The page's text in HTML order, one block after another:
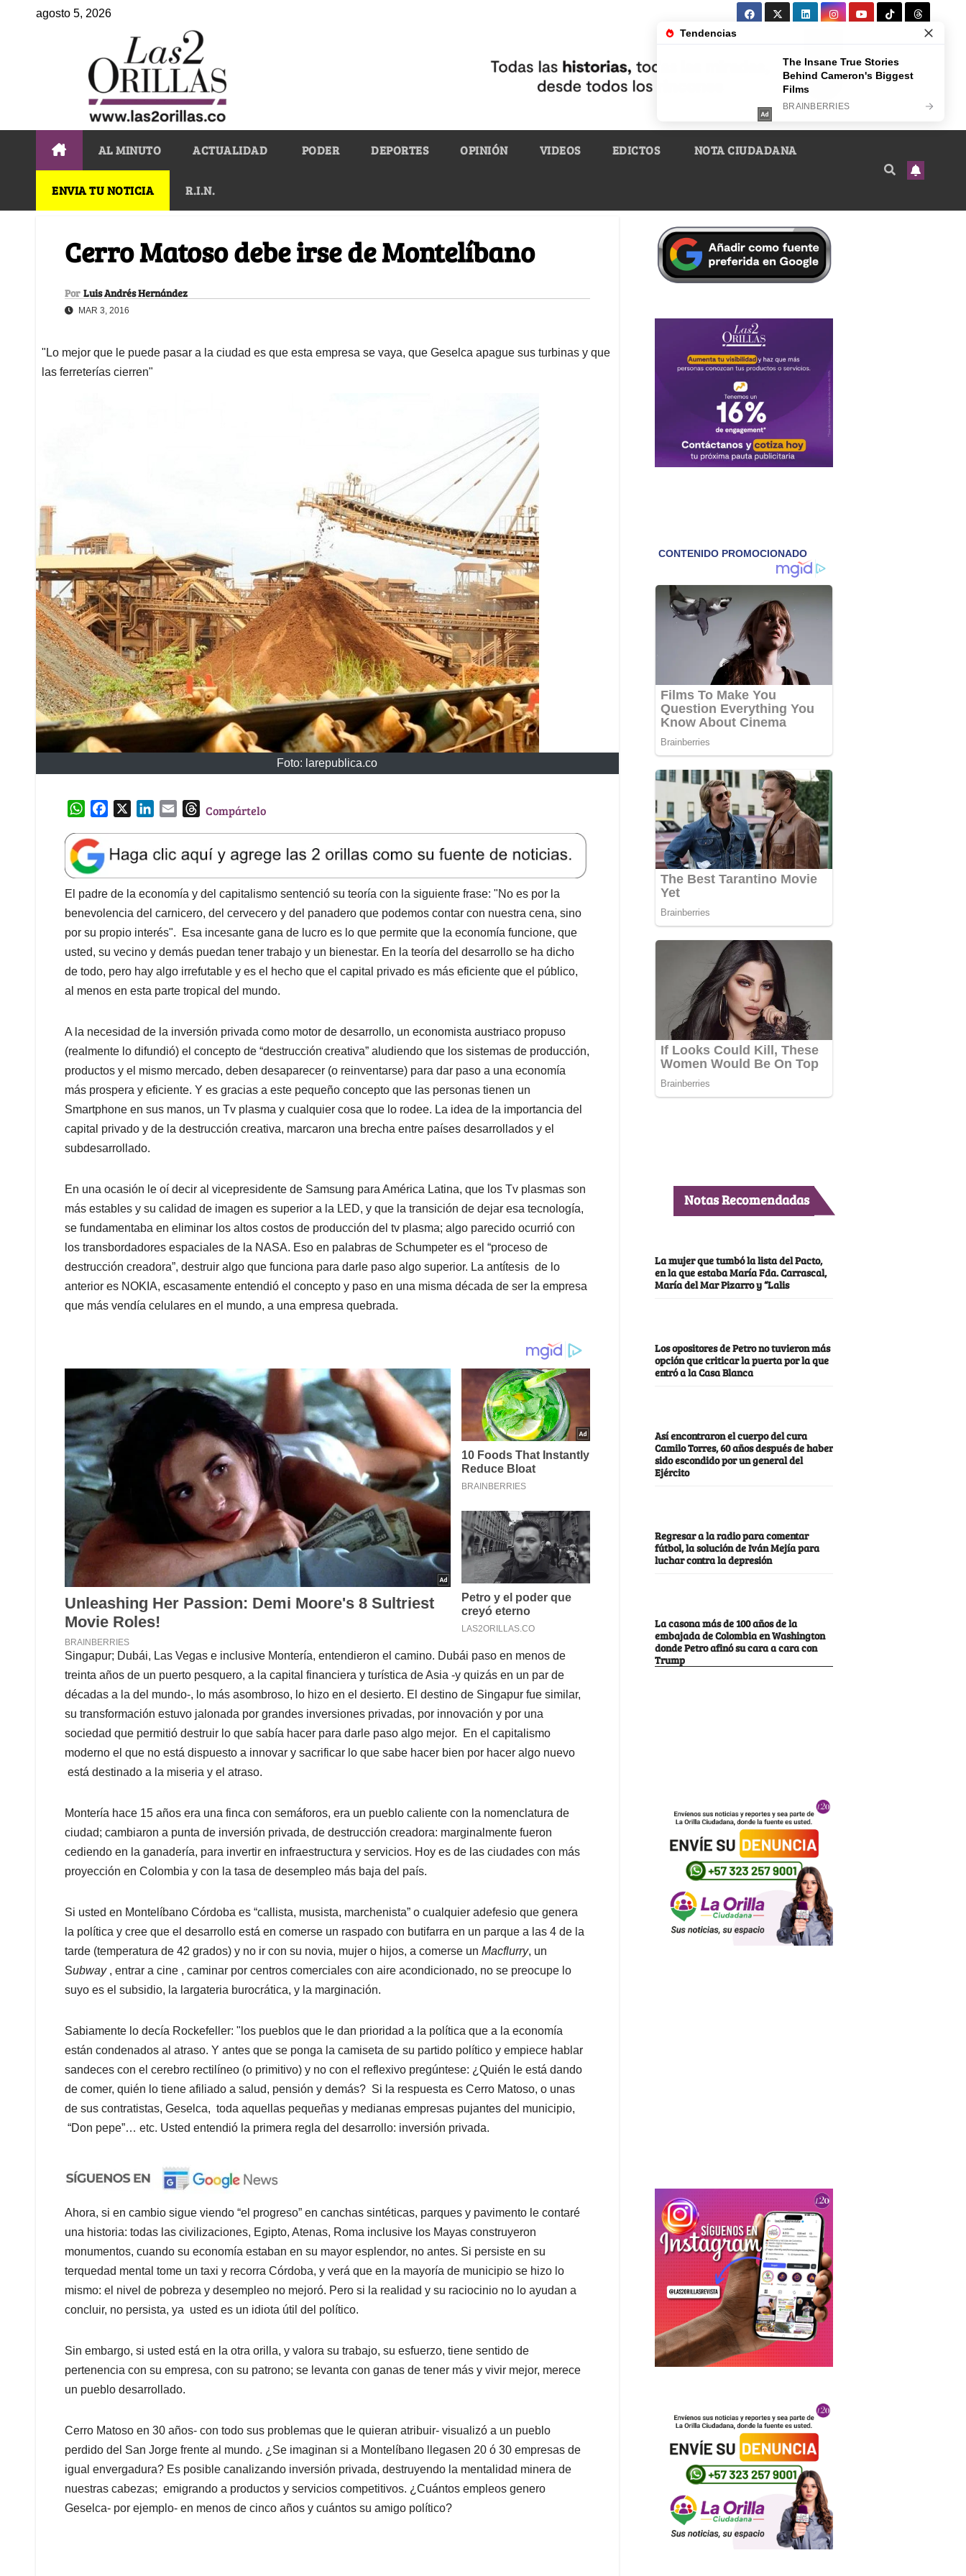
agosto 5, 2026
AL MINUTO ACTUALIDAD PODER DEPORTES OPINIÓN VIDEOS EDICTOS NOTA CIUDADANA
ENVIA TU NOTICIA R.I.N.
Cerro Matoso debe irse de Montelíbano
Por Luis Andrés Hernández
MAR 3, 2016
"Lo mejor que le puede pasar a la ciudad es que esta empresa se vaya, que Geselca apague sus turbinas y que
las ferreterías cierren"
Foto: larepublica.co
W
a
t
s
A
p
p
e
b
o
o
k
k
e
d
I
n
l
T
e
a
d
s
Compártelo
El padre de la economía y del capitalismo sentenció su teoría con la siguiente frase: "No es por la
benevolencia del carnicero, del cervecero y del panadero que podemos contar con nuestra cena, sino
por su propio interés". Esa incesante gana de lucro es lo que permite que la economía funcione, que
usted, su vecino y demás puedan tener trabajo y un bienestar. En la teoría del desarrollo se ha dicho
de todo, pero hay algo irrefutable y es el hecho que el capital privado es más eficiente que el público,
al menos en esta parte tropical del mundo.
A la necesidad de la inversión privada como motor de desarrollo, un economista austriaco propuso
(realmente lo difundió) el concepto de “destrucción creativa” aludiendo que los sistemas de producción,
productos y el mismo mercado, deben desaparecer (o reinventarse) para dar paso a una economía
más prospera y eficiente. Y es gracias a este pequeño concepto que las personas tienen un
Smartphone en sus manos, un Tv plasma y cualquier cosa que lo rodee. La idea de la importancia del
capital privado y de la destrucción creativa, marcaron una brecha entre países desarrollados y el
subdesarrollado.
En una ocasión le oí decir al vicepresidente de Samsung para América Latina, que los Tv plasmas son
más estables y su calidad de imagen es superior a la LED, y que la transición de dejar esa tecnología,
se fundamentaba en eliminar los altos costos de producción del tv plasma; algo parecido ocurrió con
los transbordadores espaciales de la NASA. Eso en palabras de Schumpeter es el “proceso de
destrucción creadora”, destruir algo que funciona para darle paso algo superior. La antítesis de lo
anterior es NOKIA, escasamente entendió el concepto y paso en una misma década de ser la empresa
que más vendía celulares en el mundo, a una empresa quebrada.
Singapur; Dubái, Las Vegas e inclusive Montería, entendieron el camino. Dubái paso en menos de
treinta años de un puerto pesquero, a la capital financiera y turística de Asia -y quizás en un par de
décadas a la del mundo-, lo más asombroso, lo hizo en el desierto. El destino de Singapur fue similar,
su transformación estuvo jalonada por grandes inversiones privadas, por innovación y por una
sociedad que permitió destruir lo que sabía hacer para darle paso algo mejor. En el capitalismo
moderno el que no está dispuesto a innovar y sacrificar lo que sabe hacer bien por hacer algo nuevo
está destinado a la miseria y el atraso.
Montería hace 15 años era una finca con semáforos, era un pueblo caliente con la nomenclatura de
ciudad; cambiaron a punta de inversión privada, de destrucción creadora: marginalmente fueron
cediendo en la ganadería, para invertir en infraestructura y servicios. Hoy es de las ciudades con más
proyección en Colombia y con la tasa de desempleo más baja del país.
Si usted en Montelíbano Córdoba es “callista, musista, marchenista” o cualquier adefesio que genera
la política y cree que el desarrollo está en comerse un raspado con butifarra en un parque a las 4 de la
tarde (temperatura de 42 grados) y no ir con su novia, mujer o hijos, a comerse un Macflurry, un
Subway, entrar a cine , caminar por centros comerciales con aire acondicionado, no se preocupe lo
suyo es el subsidio, la largateria burocrática, y la marginación.
Sabiamente lo decía Rockefeller: "los pueblos que le dan prioridad a la política que a la economía
están condenados al atraso. Y antes que se ponga la camiseta de su partido político y empiece hablar
sandeces con el cerebro rectilíneo (o primitivo) y no con el reflexivo pregúntese: ¿Quién le está dando
de comer, quién lo tiene afiliado a salud, pensión y demás? Si la respuesta es Cerro Matoso, o unas
de sus contratistas, Geselca, toda aquellas pequeñas y medianas empresas pujantes del municipio,
“Don pepe”… etc. Usted entendió la primera regla del desarrollo: inversión privada.
Ahora, si en cambio sigue viendo “el progreso” en canchas sintéticas, parques y pavimento le contaré
una historia: todas las civilizaciones, Egipto, Atenas, Roma inclusive los Mayas construyeron
monumentos, cuando su economía estaban en su mayor esplendor, no antes. Si persiste en su
terquedad mental tome un taxi y recorra Córdoba, y verá que en la mayoría de municipio se hizo lo
mismo: el nivel de pobreza y desempleo no mejoró. Pero si la realidad y su raciocinio no lo ayudan a
concluir, no persista, ya usted es un idiota útil del político.
Sin embargo, si usted está en la otra orilla, y valora su trabajo, su esfuerzo, tiene sentido de
pertenencia con su empresa, con su patrono; se levanta con ganas de tener más y vivir mejor, merece
un pueblo desarrollado.
Cerro Matoso en 30 años- con todo sus problemas que le quieran atribuir- visualizó a un pueblo
perdido del San Jorge frente al mundo. ¿Se imaginan si a Montelíbano llegasen 20 ó 30 empresas de
igual envergadura? Es posible canalizando inversión privada, destruyendo la mentalidad minera de
nuestras cabezas; emigrando a productos y servicios competitivos. ¿Cuántos empleos genero
Geselca- por ejemplo- en menos de cinco años y cuántos su amigo político?
Notas Recomendadas
La mujer que tumbó la lista del Pacto,
en la que estaba María Fda. Carrascal,
María del Mar Pizarro y “Lalis
Los opositores de Petro no tuvieron más
opción que criticar la puerta por la que
entró a la Casa Blanca
Así encontraron el cuerpo del cura
Camilo Torres, 60 años después de haber
sido escondido por un general del
Ejército
Regresar a la radio para comentar
fútbol, la solución de Iván Mejía para
luchar contra la depresión
La casona más de 100 años de la
embajada de Colombia en Washington
donde Petro afinó su cara a cara con
Trump